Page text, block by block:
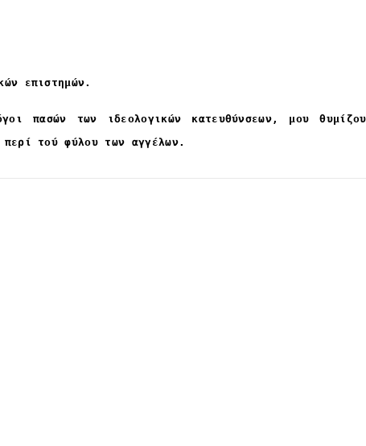
επιστημών.
πασών των ιδεολογικών κατευθύνσεων, μου
περί τού φύλου των αγγέλων.